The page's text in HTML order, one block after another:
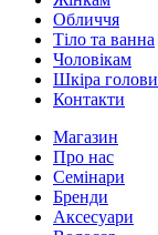
Обличчя
Тіло та ванна
Чоловікам
Шкіра голови
Контакти
Магазин
Про нас
Семінари
Бренди
Аксесуари